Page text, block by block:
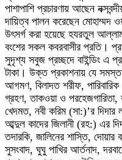
পাশাপাশি প্রচারণায় আছেন
দায়িত্ব পালন করেছেন মোহাম্মদ
উৎসর্গ করা হয়েছে হযরতুল
বংশের সকল কবরবাসীর প্রতি।
সুদৃশ্য সবুজ প্রচ্ছদে বাইন্ডিং এ
টাকা। উক্ত প্রকাশনায় যে সমস্ত
আগমণ, বিলাদত শরীফ, পারিবারিক
গ্রহণ, তাকওয়া ও পরহেজগারিতা,
খেদমত, নবী করিম (সা:)’র
আব্দুল কাদের জিলানী (রহ:) এর
তদারকি, জালিনের শাস্তি, দোয়ার
সুসংবাদ, ঘুঘু পাখির আর্তনাদ,